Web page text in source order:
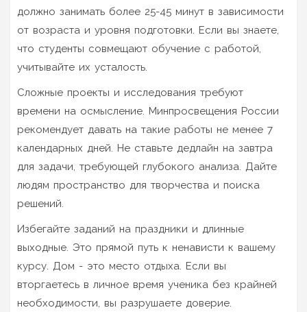
должно занимать более 25-45 минут в зависимости
от возраста и уровня подготовки. Если вы знаете,
что студенты совмещают обучение с работой,
учитывайте их усталость.
Сложные проекты и исследования требуют
времени на осмысление. Минпросвещения России
рекомендует давать на такие работы не менее 7
календарных дней. Не ставьте дедлайн на завтра
для задачи, требующей глубокого анализа. Дайте
людям пространство для творчества и поиска
решений.
Избегайте заданий на праздники и длинные
выходные. Это прямой путь к ненависти к вашему
курсу. Дом - это место отдыха. Если вы
вторгаетесь в личное время ученика без крайней
необходимости, вы разрушаете доверие.